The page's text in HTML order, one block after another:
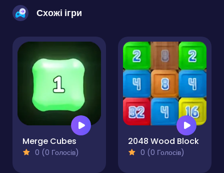
Схожі ігри
Merge Cubes
0 (0 Голосів)
2048 Wood Block
0 (0 Голосів)